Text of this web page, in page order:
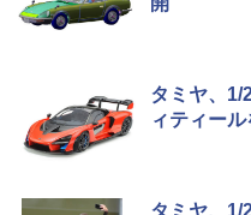
タミヤ、1/
ィティー
タミヤ、1/